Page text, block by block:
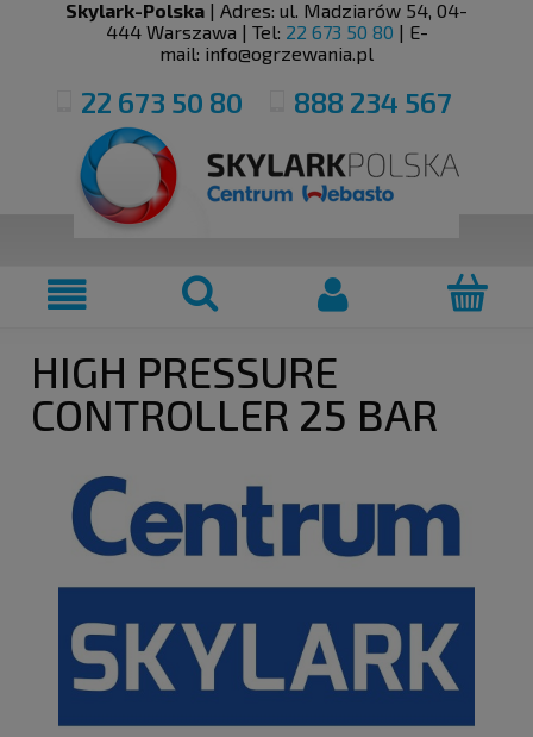
Skylark-Polska | Adres: ul. Madziarów 54, 04-
444 Warszawa | Tel: 22 673 50 80 | E-
mail: info@ogrzewania.pl
22 673 50 80 888 234 567
HIGH PRESSURE
CONTROLLER 25 BAR